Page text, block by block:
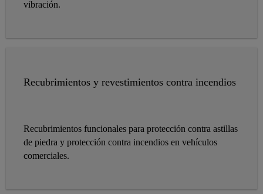
vibración.
Recubrimientos y revestimientos contra incendios
Recubrimientos funcionales para protección contra astillas
de piedra y protección contra incendios en vehículos
comerciales.